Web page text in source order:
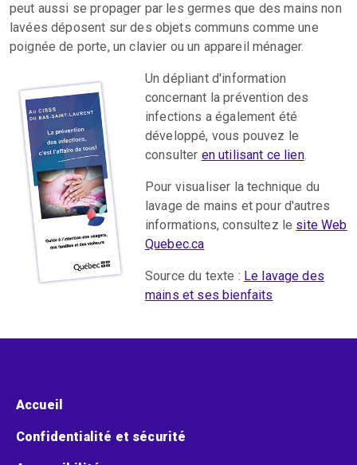
peut aussi se propager par les germes que des mains non
lavées déposent sur des objets communs comme une
poignée de porte, un clavier ou un appareil ménager.
Un dépliant d'information
concernant la prévention des
infections a également été
développé, vous pouvez le
consulter en utilisant ce lien.
Pour visualiser la technique du
lavage de mains et pour d'autres
informations, consultez le site Web
Quebec.ca
Source du texte : Le lavage des
mains et ses bienfaits
Menu pied de page
Accueil
Confidentialité et sécurité